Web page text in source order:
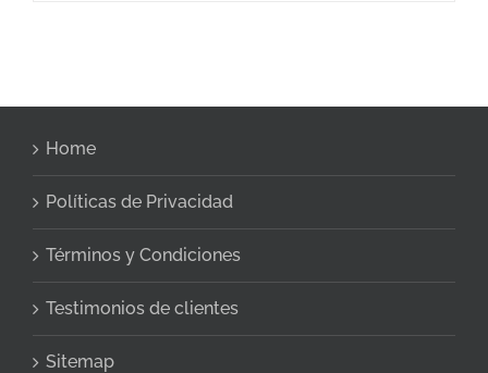
Home
Políticas de Privacidad
Términos y Condiciones
Testimonios de clientes
Sitemap